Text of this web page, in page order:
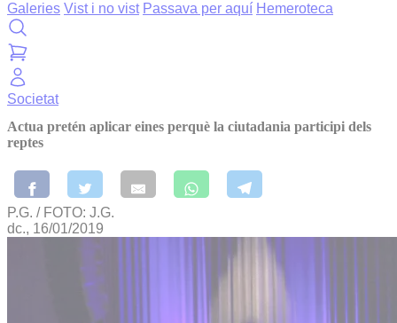
Galeries Vist i no vist Passava per aquí Hemeroteca
Societat
Actua pretén aplicar eines perquè la ciutadania participi dels
reptes
P.G. / FOTO: J.G.
dc., 16/01/2019